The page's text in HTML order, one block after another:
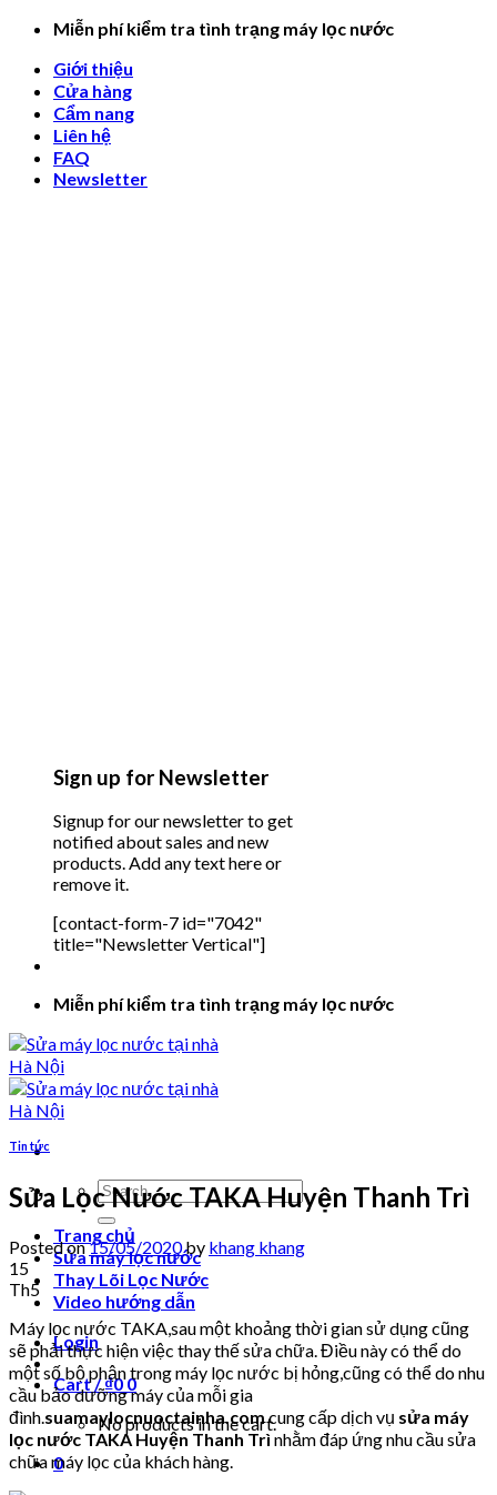
Skip
content
Miễn phí kiểm tra tình trạng máy lọc nước
Giới thiệu
Cửa hàng
Cẩm nang
Liên hệ
FAQ
Newsletter
Sign up for Newsletter
Signup for our newsletter to get
notified about sales and new
products. Add any text here or
remove it.
[contact-form-7 id="7042"
title="Newsletter Vertical"]
Miễn phí kiểm tra tình trạng máy lọc nước
Search
for:
Trang chủ
Sửa máy lọc nước
Thay Lõi Lọc Nước
Video hướng dẫn
Login
Cart /₫0 0
No products in the cart.
0
Tin tức
Sửa Lọc Nước TAKA Huyện Thanh Trì
Posted on15/05/2020by khang khang
15
Th5
Máy lọc nước TAKA,sau một khoảng thời gian sử dụng cũng
sẽ phải thực hiện việc thay thế sửa chữa. Điều này có thể do
một số bộ phận trong máy lọc nước bị hỏng,cũng có thể do nhu
cầu bảo dưỡng máy của mỗi gia
đình.suamaylocnuoctainha.comcung cấp dịch vụ sửa máy
lọc nước TAKA Huyện Thanh Trì nhằm đáp ứng nhu cầu sửa
chữa máy lọc của khách hàng.